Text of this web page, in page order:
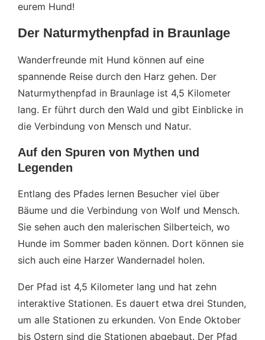
eurem Hund!
Der Naturmythenpfad in Braunlage
Wanderfreunde mit Hund können auf eine
spannende Reise durch den Harz gehen. Der
Naturmythenpfad in Braunlage ist 4,5 Kilometer
lang. Er führt durch den Wald und gibt Einblicke in
die Verbindung von Mensch und Natur.
Auf den Spuren von Mythen und
Legenden
Entlang des Pfades lernen Besucher viel über
Bäume und die Verbindung von Wolf und Mensch.
Sie sehen auch den malerischen Silberteich, wo
Hunde im Sommer baden können. Dort können sie
sich auch eine Harzer Wandernadel holen.
Der Pfad ist 4,5 Kilometer lang und hat zehn
interaktive Stationen. Es dauert etwa drei Stunden,
um alle Stationen zu erkunden. Von Ende Oktober
bis Ostern sind die Stationen abgebaut. Der Pfad